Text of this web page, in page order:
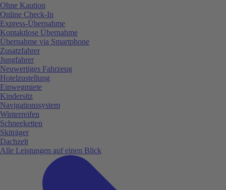
Ohne Kaution
Online Check-In
Express-Übernahme
Kontaktlose Übernahme
Übernahme via Smartphone
Zusatzfahrer
Jungfahrer
Neuwertiges Fahrzeug
Hotelzustellung
Einwegmiete
Kindersitz
Navigationssystem
Winterreifen
Schneeketten
Skiträger
Dachzelt
Alle Leistungen auf einen Blick